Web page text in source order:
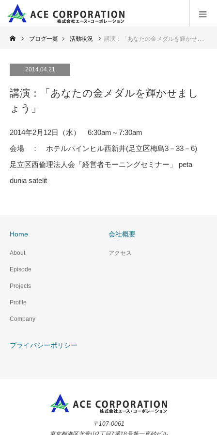
ブログ一覧 活動状況 講演：「あなたの金メダルを輝かせましょう」
2014.04.21
講演：「あなたの金メダルを輝かせまし
ょう」
2014年2月12日（水） 6:30am～7:30am
会場 ： ホテルパインヒル西新井(足立区梅島3－33－6)
足立区西倫理法人会「経営者モーニングセミナー」 peta
dunia satelit
Home
About
Episode
Projects
Profile
Company
会社概要
アクセス
プライバシーポリシー
〒107-0061